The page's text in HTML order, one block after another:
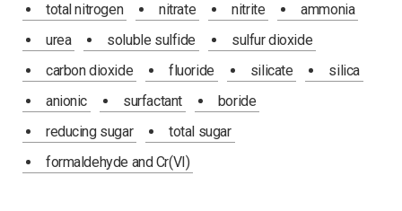
total nitrogen
nitrate nitrite
ammonia
urea
soluble sulfide
sulfur dioxide
carbon dioxide
fluoride silicate
silica
anionic
surfactant
boride
reducing sugar
total sugar
formaldehyde and Cr(VI)